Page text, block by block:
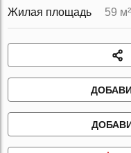
Жилая площадь 59